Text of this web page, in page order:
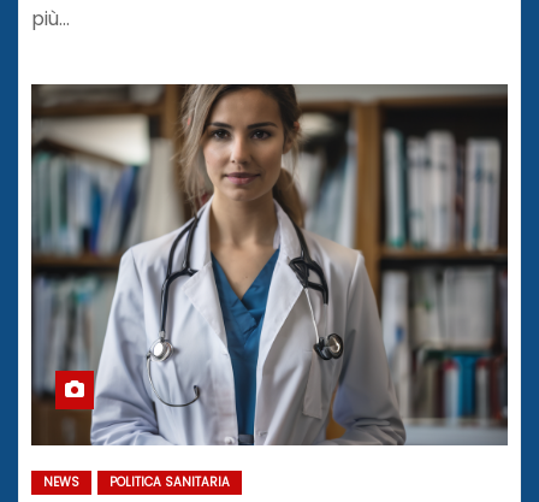
più…
NEWS POLITICA SANITARIA